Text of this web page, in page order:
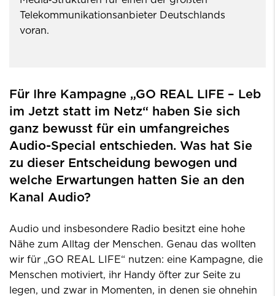
Telekommunikationsanbieter Deutschlands
voran.
Für Ihre Kampagne „GO REAL LIFE – Leb
im Jetzt statt im Netz“ haben Sie sich
ganz bewusst für ein umfangreiches
Audio-Special entschieden. Was hat Sie
zu dieser Entscheidung bewogen und
welche Erwartungen hatten Sie an den
Kanal Audio?
Audio und insbesondere Radio besitzt eine hohe
Nähe zum Alltag der Menschen. Genau das wollten
wir für „GO REAL LIFE“ nutzen: eine Kampagne, die
Menschen motiviert, ihr Handy öfter zur Seite zu
legen, und zwar in Momenten, in denen sie ohnehin